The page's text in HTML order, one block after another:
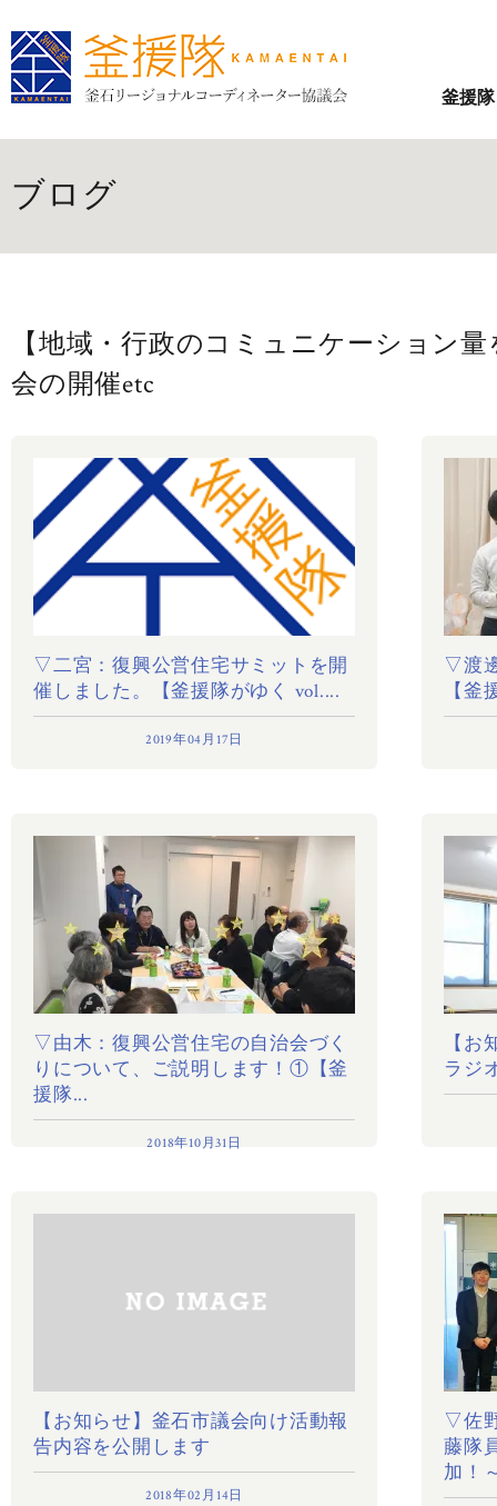
釜援
ブログ
【地域・行政のコミュニケーション
会の開催etc
▽二宮：復興公営住宅サミットを開
催しました。【釜援隊がゆく vol....
2019年04月17日
▽渡
【釜
▽由木：復興公営住宅の自治会づく
りについて、ご説明します！①【釜
援隊...
2018年10月31日
【
ラジ
【お知らせ】釜石市議会向け活動報
告内容を公開します
2018年02月14日
▽佐
藤隊
加！